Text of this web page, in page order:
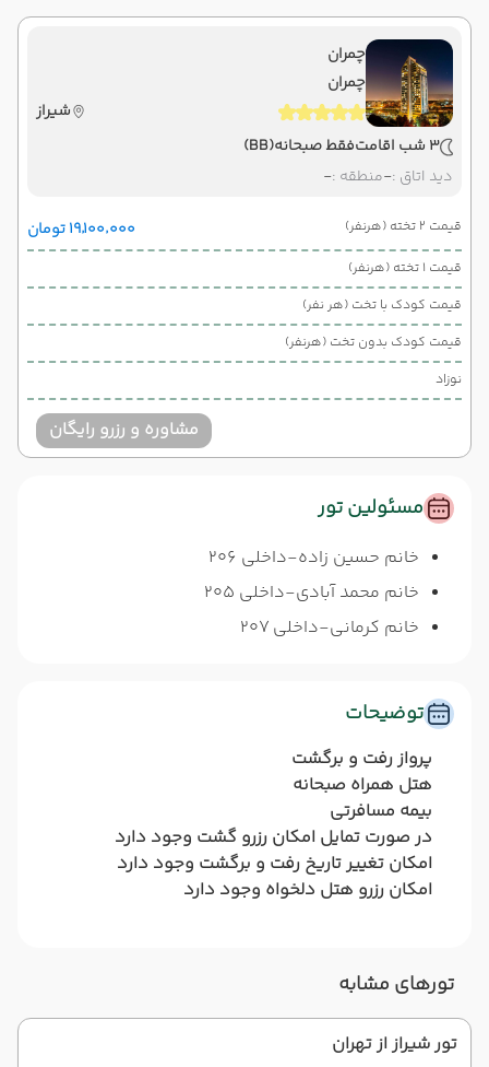
چمران
چمران
شیراز
3 شب اقامت
فقط صبحانه(BB)
دید اتاق :-منطقه :-
قیمت 2 تخته (هرنفر) ۱۹٬۱۰۰٬۰۰۰ تومان
قیمت 1 تخته (هرنفر)
قیمت کودک با تخت (هر نفر)
قیمت کودک بدون تخت (هرنفر)
نوزاد
مشاوره و رزرو رایگان
مسئولین تور
خانم حسین زاده-داخلی 206
خانم محمد آبادی-داخلی 205
خانم کرمانی-داخلی 207
توضیحات
پرواز رفت و برگشت
هتل همراه صبحانه
بیمه مسافرتی
در صورت تمایل امکان رزرو گشت وجود دارد
امکان تغییر تاریخ رفت و برگشت وجود دارد
امکان رزرو هتل دلخواه وجود دارد
تورهای مشابه
تور شیراز از تهران